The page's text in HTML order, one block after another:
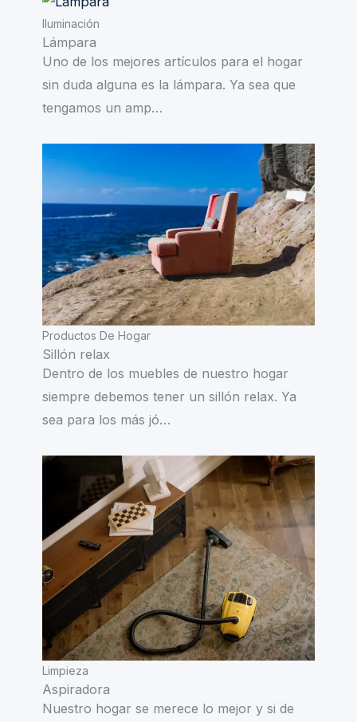
Iluminación
Lámpara
Uno de los mejores artículos para el hogar
sin duda alguna es la lámpara. Ya sea que
tengamos un amp…
Productos De Hogar
Sillón relax
Dentro de los muebles de nuestro hogar
siempre debemos tener un sillón relax. Ya
sea para los más jó…
Limpieza
Aspiradora
Nuestro hogar se merece lo mejor y si de